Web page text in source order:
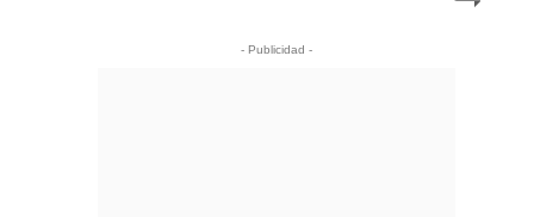
- Publicidad -